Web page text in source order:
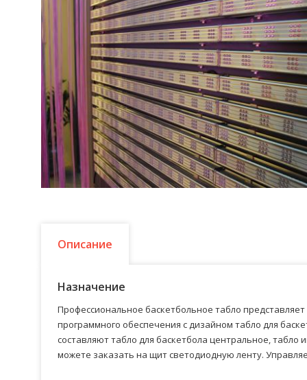
Описание
Назначение
Профессиональное баскетбольное табло
программного обеспечения с дизайном табло для
составляют табло для баскетбола центральное,
можете заказать на щит светодиодную ленту.